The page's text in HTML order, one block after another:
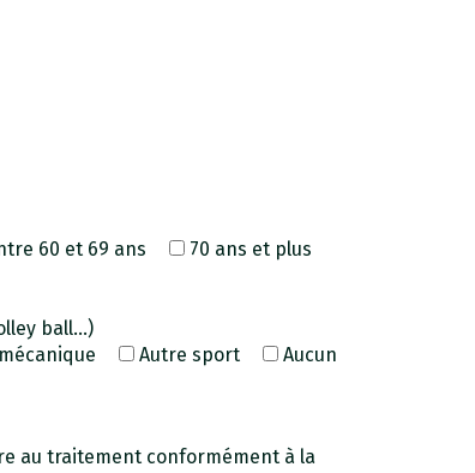
60 et 69 ans 70 ans et plus
ball...)
Autre sport Aucun
au traitement conformément à la